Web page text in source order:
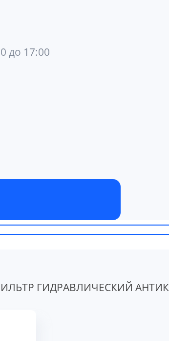
до 17:00
ГИДРАВЛИЧЕСКИЙ